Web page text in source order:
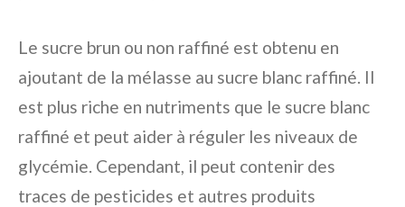
Le sucre brun ou non raffiné est obtenu en
ajoutant de la mélasse au sucre blanc raffiné. Il
est plus riche en nutriments que le sucre blanc
raffiné et peut aider à réguler les niveaux de
glycémie. Cependant, il peut contenir des
traces de pesticides et autres produits